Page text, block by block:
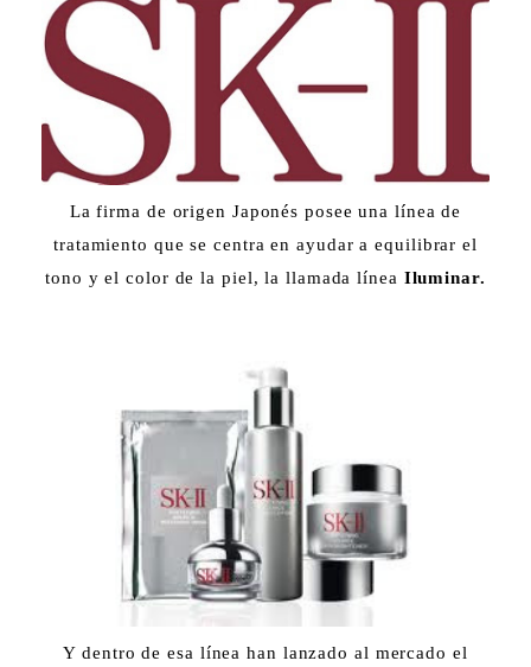
La firma de origen Japonés posee una línea de
tratamiento que se centra en ayudar a equilibrar el
tono y el color de la piel, la llamada línea Iluminar.
Y dentro de esa línea han lanzado al mercado el